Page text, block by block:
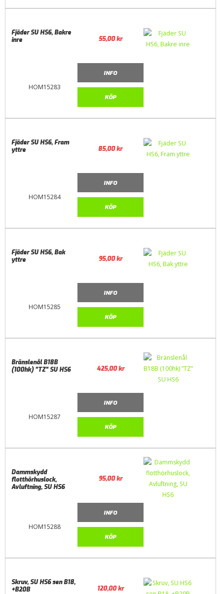
HOM15283
Fjäder SU HS6, Bakre
inre
55,00kr
INFO
KÖP
HOM15284
Fjäder SU HS6, Fram
yttre
85,00kr
INFO
KÖP
HOM15285
Fjäder SU HS6, Bak
yttre
95,00kr
INFO
KÖP
HOM15287
Bränslenål B18B
(100hk) ”TZ” SU HS6
425,00kr
INFO
KÖP
HOM15288
Dammskydd
flotthörhuslock,
Avluftning, SU HS6
95,00kr
INFO
KÖP
Skruv, SU HS6 sen B18,
+B20B
120,00kr